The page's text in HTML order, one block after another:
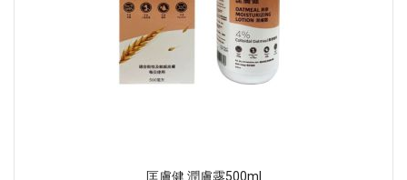
匡膚健 潤膚露500ml